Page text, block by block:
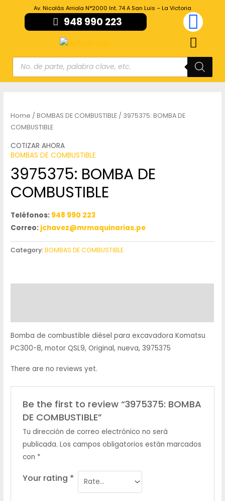
Av. Nicolás Arriola N°2000 Int. 74 A San Luis – La Victoria
948 990 223
Home /BOMBAS DE COMBUSTIBLE / 3975375: BOMBA DE
COMBUSTIBLE
COTIZAR AHORA
BOMBAS DE COMBUSTIBLE
3975375: BOMBA DE
COMBUSTIBLE
Teléfonos: 948 990 223
Correo: jchavez@mrmaquinarias.pe
Category:BOMBAS DE COMBUSTIBLE
Bomba de combustible diésel para excavadora Komatsu
PC300-8, motor QSL9, Original, nueva, 3975375
There are no reviews yet.
Be the first to review “3975375: BOMBA
DE COMBUSTIBLE”
Tu dirección de correo electrónico no será
publicada. Los campos obligatorios están marcados
con *
Your rating *